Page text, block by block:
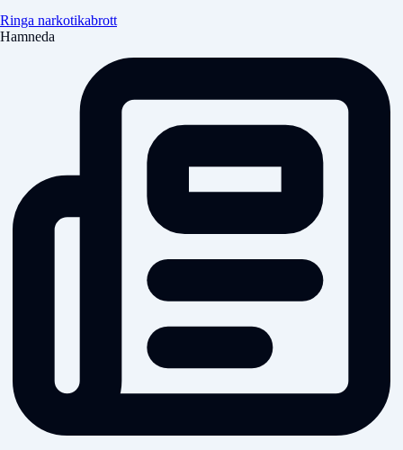
Ringa narkotikabrott
Hamneda